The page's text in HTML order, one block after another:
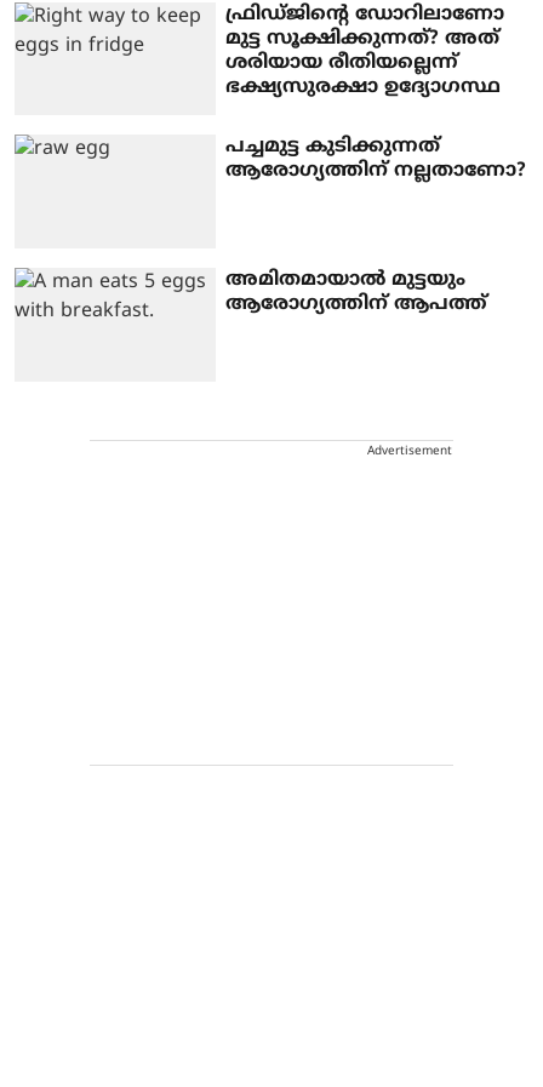
ഫ്രിഡ്ജിന്റെ ഡോറിലാണോ
മുട്ട സൂക്ഷിക്കുന്നത്? അത്
ശരിയായ രീതിയല്ലെന്ന്
ഭക്ഷ്യസുരക്ഷാ ഉദ്യോ​ഗസ്ഥ
പച്ചമുട്ട കുടിക്കുന്നത്
ആരോഗ്യത്തിന് നല്ലതാണോ?
അമിതമായാൽ മുട്ടയും
ആരോ​ഗ്യത്തിന് ആപത്ത്
Advertisement